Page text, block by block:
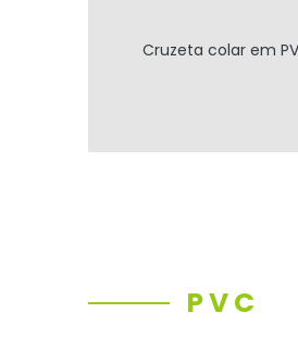
Cruzeta colar em
PVC